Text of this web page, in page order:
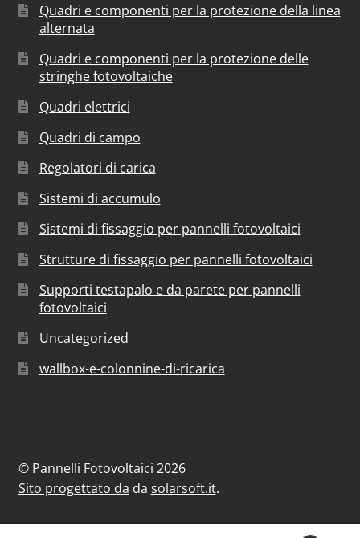
Quadri e componenti per la protezione della linea
alternata
Quadri e componenti per la protezione delle
stringhe fotovoltaiche
Quadri elettrici
Quadri di campo
Regolatori di carica
Sistemi di accumulo
Sistemi di fissaggio per pannelli fotovoltaici
Strutture di fissaggio per pannelli fotovoltaici
Supporti testapalo e da parete per pannelli
fotovoltaici
Uncategorized
wallbox-e-colonnine-di-ricarica
© Pannelli Fotovoltaici 2026
Sito progettato da da solarsoft.it.